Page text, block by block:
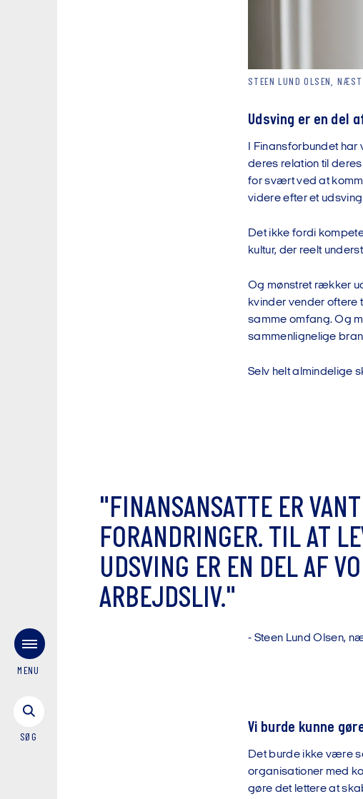
MENU
SØG
STEEN LUND OLSEN,
Udsving er en del
I Finansforbundet
deres relation til
for svært ved at
videre efter et
Det ikke fordi
kultur, der reelt
Og mønstret rækker
kvinder vender
samme omfang. Og
sammenlignelige
Selv helt almindelige
"FINANSANSATTE ER VANT
FORANDRINGER. TILAT LE
UDSVING ER EN DELAF VO
ARBEJDSLIV."
- Steen Lund O sen, n
Vi burde kunne
Det burde ikke være
organisationer med
gøre det lettere at